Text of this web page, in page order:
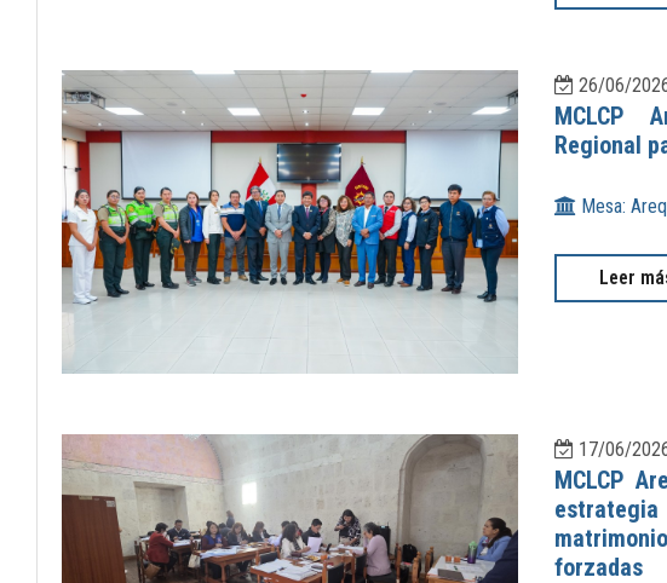
26/06/
MCLCP
Regional
Mesa:
Leer
17/06/
MCLCP
forzadas